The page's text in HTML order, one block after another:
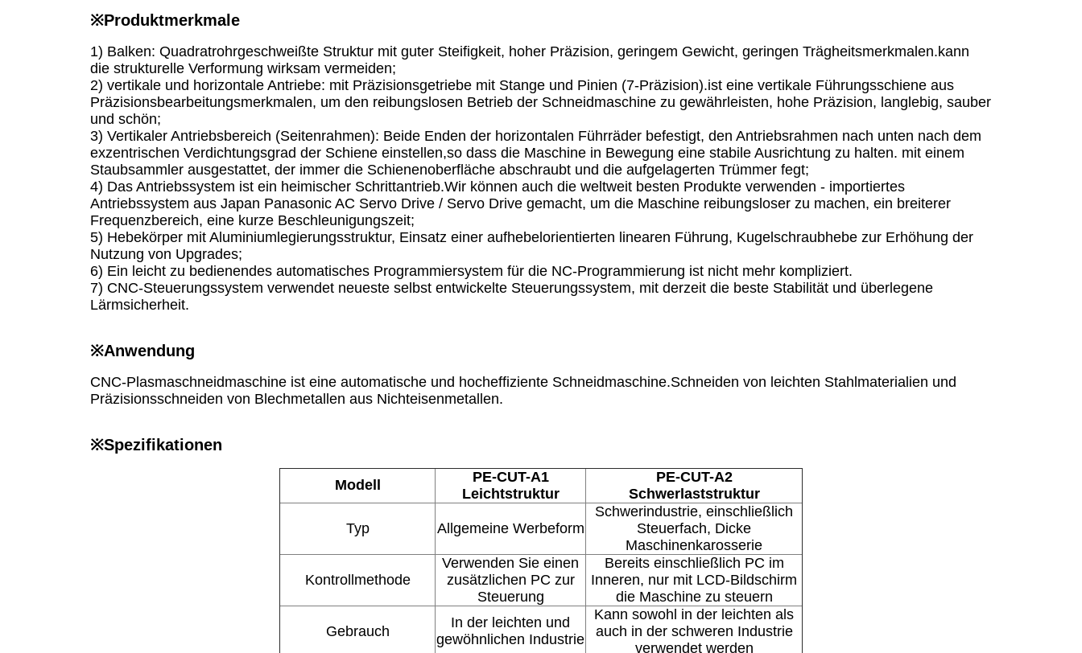
※Produktmerkmale
1) Balken: Quadratrohrgeschweißte Struktur mit guter Steifigkeit, hoher Präzision, geringem Gewicht, geringen Trägheitsmerkmalen.kann
die strukturelle Verformung wirksam vermeiden;
2) vertikale und horizontale Antriebe: mit Präzisionsgetriebe mit Stange und Pinien (7-Präzision).ist eine vertikale Führungsschiene aus
Präzisionsbearbeitungsmerkmalen, um den reibungslosen Betrieb der Schneidmaschine zu gewährleisten, hohe Präzision, langlebig, sauber
und schön;
3) Vertikaler Antriebsbereich (Seitenrahmen): Beide Enden der horizontalen Führräder befestigt, den Antriebsrahmen nach unten nach dem
exzentrischen Verdichtungsgrad der Schiene einstellen,so dass die Maschine in Bewegung eine stabile Ausrichtung zu halten. mit einem
Staubsammler ausgestattet, der immer die Schienenoberfläche abschraubt und die aufgelagerten Trümmer fegt;
4) Das Antriebssystem ist ein heimischer Schrittantrieb.Wir können auch die weltweit besten Produkte verwenden - importiertes
Antriebssystem aus Japan Panasonic AC Servo Drive / Servo Drive gemacht, um die Maschine reibungsloser zu machen, ein breiterer
Frequenzbereich, eine kurze Beschleunigungszeit;
5) Hebekörper mit Aluminiumlegierungsstruktur, Einsatz einer aufhebelorientierten linearen Führung, Kugelschraubhebe zur Erhöhung der
Nutzung von Upgrades;
6) Ein leicht zu bedienendes automatisches Programmiersystem für die NC-Programmierung ist nicht mehr kompliziert.
7) CNC-Steuerungssystem verwendet neueste selbst entwickelte Steuerungssystem, mit derzeit die beste Stabilität und überlegene
Lärmsicherheit.
※Anwendung
CNC-Plasmaschneidmaschine ist eine automatische und hocheffiziente Schneidmaschine.Schneiden von leichten Stahlmaterialien und
Präzisionsschneiden von Blechmetallen aus Nichteisenmetallen.
※Spezifikationen
Modell
PE-CUT-A1
Leichtstruktur
PE-CUT-A2
Schwerlaststruktur
Typ Allgemeine Werbeform
Schwerindustrie, einschließlich
Steuerfach, Dicke
Maschinenkarosserie
Kontrollmethode
Verwenden Sie einen
zusätzlichen PC zur
Steuerung
Bereits einschließlich PC im
Inneren, nur mit LCD-Bildschirm
die Maschine zu steuern
Gebrauch
In der leichten und
gewöhnlichen Industrie
Kann sowohl in der leichten als
auch in der schweren Industrie
verwendet werden